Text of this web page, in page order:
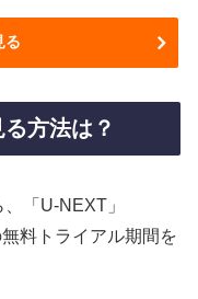
る
方法は？
「U-NEXT」
料トライアル期間を